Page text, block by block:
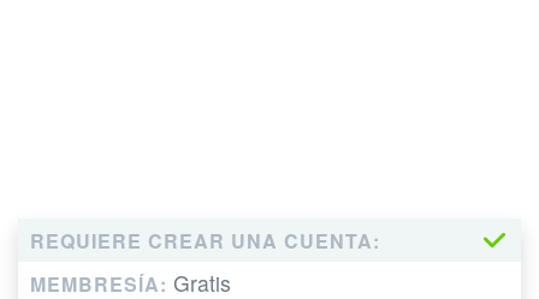
REQUIERE CREAR UNA CUENTA:
MEMBRESÍA: Gratis